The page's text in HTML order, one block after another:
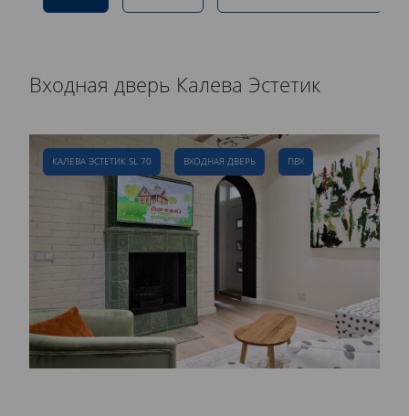
Входная дверь Калева Эстетик
КАЛЕВА ЭСТЕТИК SL 70 ВХОДНАЯ ДВЕРЬ ПВХ